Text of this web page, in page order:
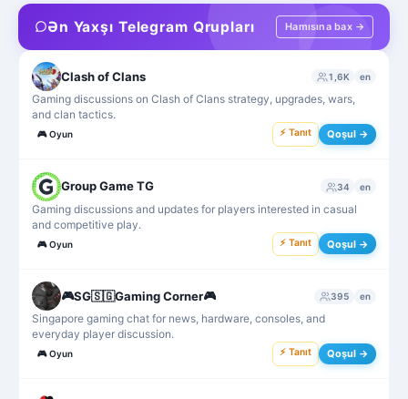
Ən Yaxşı Telegram Qrupları Hamısına bax →
Clash of Clans 1,6K en
Gaming discussions on Clash of Clans strategy, upgrades, wars,
and clan tactics.
🎮Oyun ⚡ Tanıt Qoşul →
Group Game TG 34 en
Gaming discussions and updates for players interested in casual
and competitive play.
🎮Oyun ⚡ Tanıt Qoşul →
🎮SG🇸🇬Gaming Corner🎮 395 en
Singapore gaming chat for news, hardware, consoles, and
everyday player discussion.
🎮Oyun ⚡ Tanıt Qoşul →